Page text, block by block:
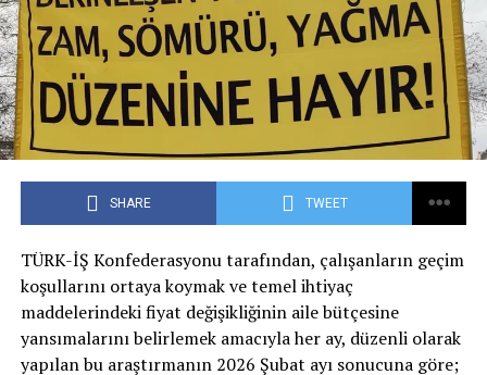
SHARE TWEET
TÜRK-İŞ Konfederasyonu tarafından, çalışanların geçim
koşullarını ortaya koymak ve temel ihtiyaç
maddelerindeki fiyat değişikliğinin aile bütçesine
yansımalarını belirlemek amacıyla her ay, düzenli olarak
yapılan bu araştırmanın 2026 Şubat ayı sonucuna göre;